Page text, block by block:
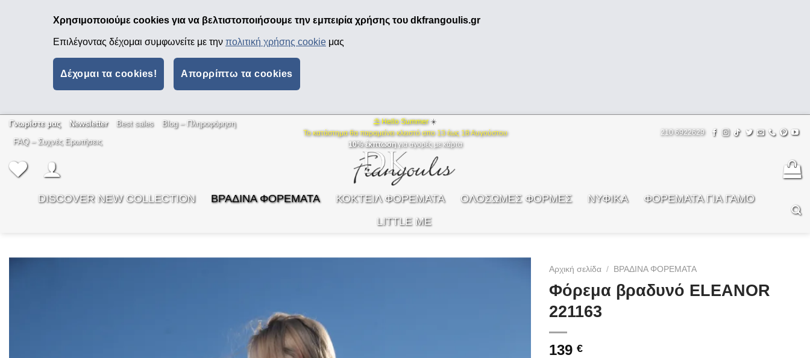
Χρησιμοποιούμε cookies για να βελτιστοποιήσουμε την εμπειρία χρήσης του dkfrangoulis.gr
Επιλέγοντας δέχομαι συμφωνείτε με την πολιτική χρήσης cookie μας
Δέχομαι τα cookies! Απορρίπτω τα cookies
Μετάβαση
Γνωρίστε μας Newsletter Best sales
Βlog – Πληροφόρηση
FAQ – Συχνές Ερωτήσεις
⛱ Hello Summer ☀️
Το κατάστημα θα παραμείνει κλειστό απο 13 έως 18 Αυγούστου
10% έκπτωσηγια αγορές με κάρτα
210 6922629
DISCOVER NEW COLLECTION ΒΡΑΔΙΝΑ ΦΟΡΕΜΑΤΑ ΚΟΚΤΕΙΛ ΦΟΡΕΜΑΤΑ ΟΛΟΣΩΜΕΣ ΦΟΡΜΕΣ ΝΥΦΙΚΑ
ΦOΡΕΜΑΤΑ ΓΙΑ ΓΑΜΟ
LITTLE ME
Αρχική σελίδα / ΒΡΑΔΙΝΑ ΦΟΡΕΜΑΤΑ
Φόρεμα βραδυνό ELEANOR
221163
139 €